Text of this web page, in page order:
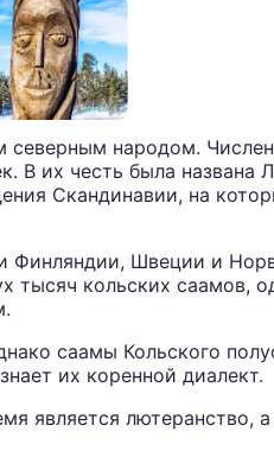
народом.
В их честь была названа
Скандинавии, на
Финляндии, Швеции и
тысяч кольских саамов,
саамы Кольского
их коренной диалект.
является лютеранство,